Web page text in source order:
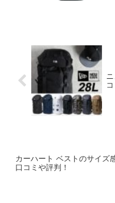
カーハート ベストのサイズ
口コミや評判！